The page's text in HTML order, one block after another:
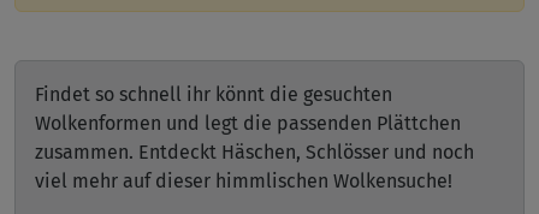
Findet so schnell ihr könnt die gesuchten
Wolkenformen und legt die passenden Plättchen
zusammen. Entdeckt Häschen, Schlösser und noch
viel mehr auf dieser himmlischen Wolkensuche!